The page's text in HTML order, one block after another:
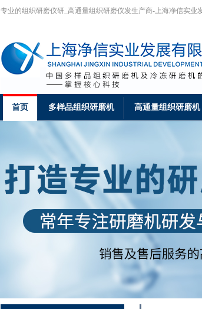
专业的组织研磨仪研_高通量组织研磨仪发生产商-上海净信实业
首页 多样品组织研磨机 高通量组织研磨机